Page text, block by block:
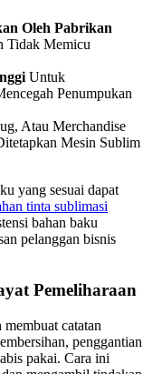
Oleh Pabrikan
Tidak Memicu
Untuk
Penumpukan
Atau Merchandise
Mesin Sublim
yang sesuai dapat
tinta sublimasi
bahan baku
pelanggan bisnis
Pemeliharaan
catatan
penggantian
pakai. Cara ini